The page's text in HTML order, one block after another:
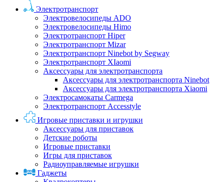
Электротранспорт
Электровелосипеды ADO
Электровелосипеды Himo
Электротранспорт Hiper
Электротранспорт Mizar
Электротранспорт Ninebot by Segway
Электротранспорт XIaomi
Аксессуары для электротранспорта
Аксессуары для электротранспорта Ninebot
Аксессуары для электротранспорта Xiaomi
Электросамокаты Carmega
Электротранспорт Accesstyle
Игровые приставки и игрушки
Аксессуары для приставок
Детские роботы
Игровые приставки
Игры для приставок
Радиоуправляемые игрушки
Гаджеты